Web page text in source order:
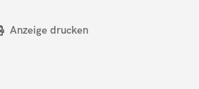
Anzeige drucken